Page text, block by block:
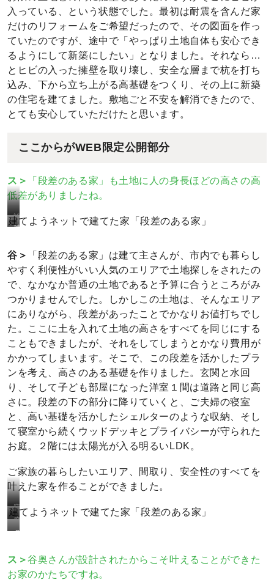
室
入っている、という状態でした。最初は耐震を含んだ家
だけのリフォームをご希望だったので、その図面を作っ
ていたのですが、途中で「やっぱり土地自体も安心でき
るようにして新築にしたい」となりました。それなら…
とヒビの入った擁壁を取り壊し、安全な層まで杭を打ち
込み、下から立ち上がる高基礎をつくり、その上に新築
の住宅を建てました。敷地ごと不安を解消できたので、
とても安心していただけたと思います。
ここからがWEB限定公開部分
ス＞
「段差のある家」も土地に人の身長ほどの高さの高
低差がありましたね。
竣
外
観
建
前
の
敷
地
建てようネットで建てた家「段差のある家」
谷＞
「段差のある家」は建て主さんが、市内でも暮らし
やすく利便性がいい人気のエリアで土地探しをされたの
で、なかなか普通の土地であると予算に合うところがみ
つかりませんでした。しかしこの土地は、そんなエリア
にありながら、段差があったことでかなりお値打ちでし
た。ここに土を入れて土地の高さをすべてを同じにする
こともできましたが、それをしてしまうとかなり費用が
かかってしまいます。そこで、この段差を活かしたプラ
ンを考え、高さのある基礎を作りました。玄関と水回
り、そして子ども部屋になった洋室１間は道路と同じ高
さに。段差の下の部分に降りていくと、ご夫婦の寝室
と、高い基礎を活かしたシェルターのような収納、そし
て寝室から続くウッドデッキとプライバシーが守られた
お庭。２階には太陽光が入る明るいLDK。
ご家族の暮らしたいエリア、間取り、安全性のすべてを
叶えた家を作ることができました。
寝
室
納
庭
２
LDK
建てようネットで建てた家「段差のある家」
ス＞谷奥さんが設計されたからこそ叶えることができた
お家のかたちですね。